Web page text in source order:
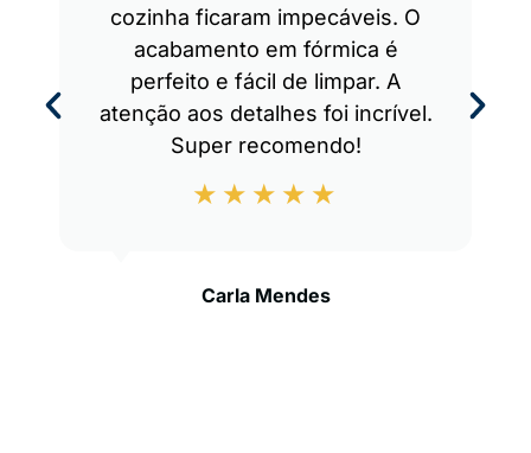
cozinha ficaram impecáveis. O
acabamento em fórmica é
perfeito e fácil de limpar. A
atenção aos detalhes foi incrível.
Super recomendo!
Carla Mendes